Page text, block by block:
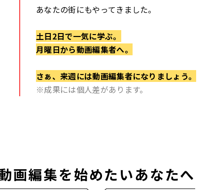
あなたの街にもやってきました。
土日2日で一気に学ぶ。
月曜日から動画編集者へ。
さぁ、来週には動画編集者になりましょう。
※成果には個人差があります。
画編集を始めたいあなたへ